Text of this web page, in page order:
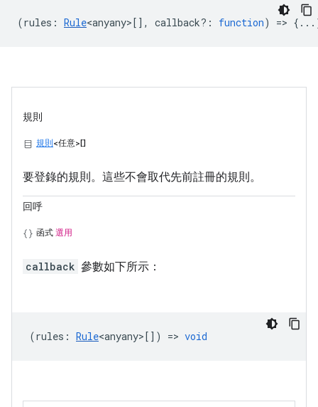
(rules : Rule<anyany> [], callback? : function) =>
規則
規則<任意>[]
要登錄的規則。這些不會取代先前註冊的規則。
回呼
函式 選用
callback 參數如下所示：
(rules : Rule<anyany> []) => void